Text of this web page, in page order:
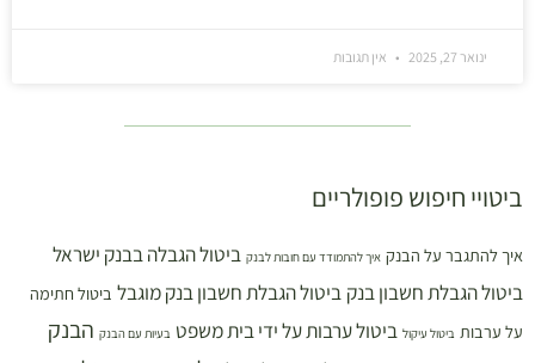
ינואר 27, 2025 אין תגובות
ביטויי חיפוש פופולריים
איך להתגבר על הבנק איך להתמודד עם חובות לבנק ביטול הגבלה בבנק ישראל
ביטול הגבלת חשבון בנק ביטול הגבלת חשבון בנק מוגבל ביטול חתימה
על ערבות ביטול עיקול ביטול ערבות על ידי בית משפט בעיות עם הבנק הבנק